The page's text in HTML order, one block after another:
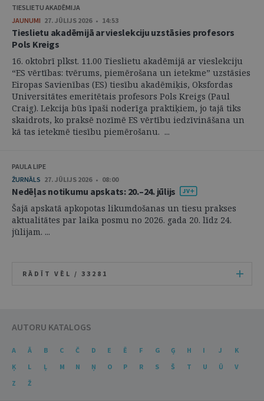
TIESLIETU AKADĒMIJA
JAUNUMI 27. JŪLIJS 2026 • 14:53
Tieslietu akadēmijā ar vieslekciju uzstāsies profesors
Pols Kreigs
16. oktobrī plkst. 11.00 Tieslietu akadēmijā ar vieslekciju
“ES vērtības: tvērums, piemērošana un ietekme” uzstāsies
Eiropas Savienības (ES) tiesību akadēmiķis, Oksfordas
Universitātes emeritētais profesors Pols Kreigs (Paul
Craig). Lekcija būs īpaši noderīga praktiķiem, jo tajā tiks
skaidrots, ko praksē nozīmē ES vērtību iedzīvināšana un
kā tas ietekmē tiesību piemērošanu. ...
PAULA LIPE
ŽURNĀLS 27. JŪLIJS 2026 • 08:00
Nedēļas notikumu apskats: 20.–24. jūlijs
Šajā apskatā apkopotas likumdošanas un tiesu prakses
aktualitātes par laika posmu no 2026. gada 20. līdz 24.
jūlijam. ...
RĀDĪT VĒL / 33281
AUTORU KATALOGS
A Ā B C Č D E Ē F G Ģ H I J
K
Ķ
L Ļ M N Ņ O P R S Š T U Ū
V
Z
Ž